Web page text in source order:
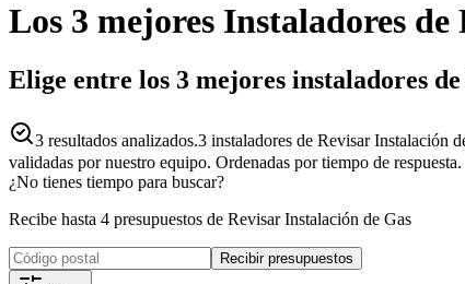
Los 3 mejores Instaladores de
Elige entre los 3 mejores instaladores
3 resultados analizados.3 instaladores de Revisar Instalación
validadas por nuestro equipo. Ordenadas por tiempo de respuesta.
¿No tienes tiempo para buscar?
Recibe hasta 4 presupuestos de Revisar Instalación de Gas
Recibir presupuestos